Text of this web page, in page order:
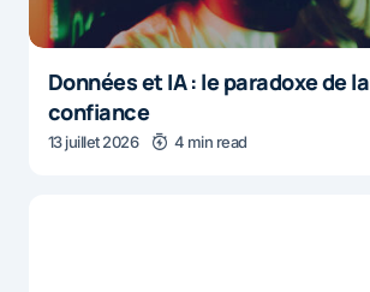
Données et IA : le paradoxe de la
confiance
13 juillet 2026 4 min read